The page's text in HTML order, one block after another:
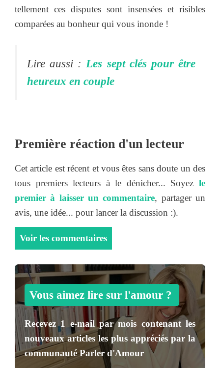
tellement ces disputes sont insensées et risibles
comparées au bonheur qui vous inonde !
Lire aussi :Les sept clés pour être
heureux en couple
Première réaction d'un lecteur
Cet article est récent et vous êtes sans doute un des
tous premiers lecteurs à le dénicher... Soyez le
premier à laisser un commentaire, partager un
avis, une idée... pour lancer la discussion :).
Voir les commentaires
Vous aimez lire sur l'amour ?
Recevez1 e-mail par mois contenant les
nouveaux articles les plus appréciés par la
communautéParler d'Amour